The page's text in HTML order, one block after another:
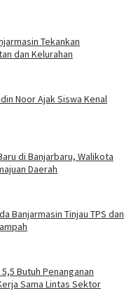
Tekankan
dan Kelurahan
Noor Ajak Siswa Kenal
di Banjarbaru, Walikota
Daerah
Banjarmasin Tinjau TPS dan
Butuh Penanganan
Sama Lintas Sektor